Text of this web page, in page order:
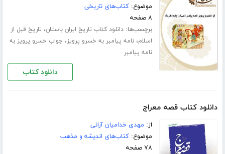
موضوع:کتاب‌های تاریخی
۸ صفحه
برچسب‌ها:دانلود کتاب تاریخ ایران باستان، تاریخ قبل از
اسلام،نامه پیامبر به خسرو پرویز، جواب خسرو پرویز به
نامه پیامبر
دانلود کتاب
دانلود کتاب قصه معراج
از: مهدی خدامیان آرانی
موضوع:کتاب‌های اندیشه و مذهب
۷۸ صفحه